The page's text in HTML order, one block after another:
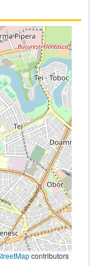
contributors